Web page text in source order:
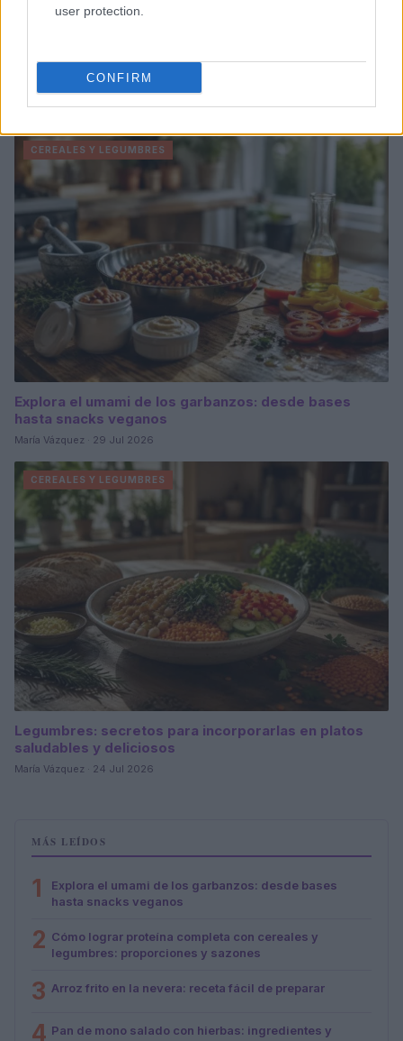
user protection.
CONFIRM
Cómo lograr proteína completa con cereales y
legumbres: proporciones y sazones
Lucía Fernández · 1 Ago 2026
CEREALES Y LEGUMBRES
Explora el umami de los garbanzos: desde bases
hasta snacks veganos
María Vázquez · 29 Jul 2026
CEREALES Y LEGUMBRES
Legumbres: secretos para incorporarlas en platos
saludables y deliciosos
María Vázquez · 24 Jul 2026
MÁS LEÍDOS
1
Explora el umami de los garbanzos: desde bases
hasta snacks veganos
2 Cómo lograr proteína completa con cereales y
legumbres: proporciones y sazones
3 Arroz frito en la nevera: receta fácil de preparar
4 Pan de mono salado con hierbas: ingredientes y